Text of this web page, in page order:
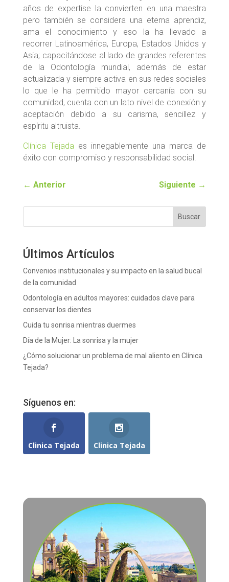
años de expertise la convierten en una maestra
pero también se considera una eterna aprendiz,
ama el conocimiento y eso la ha llevado a
recorrer Latinoamérica, Europa, Estados Unidos y
Asia; capacitándose al lado de grandes referentes
de la Odontología mundial, además de estar
actualizada y siempre activa en sus redes sociales
lo que le ha permitido mayor cercanía con su
comunidad, cuenta con un lato nivel de conexión y
aceptación debido a su carisma, sencillez y
espíritu altruista.
Clínica Tejadaes innegablemente una marca de
éxito con compromiso y responsabilidad social.
← Anterior Siguiente →
Buscar
Últimos Artículos
Convenios institucionales y su impacto en la salud bucal
de la comunidad
Odontología en adultos mayores: cuidados clave para
conservar los dientes
Cuida tu sonrisa mientras duermes
Día de la Mujer: La sonrisa y la mujer
¿Cómo solucionar un problema de mal aliento en Clínica
Tejada?
Síguenos en:
Clinica Tejada Clinica Tejada